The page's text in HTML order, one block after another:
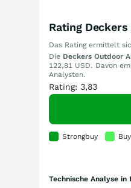
Rating
Das Rating ermittelt
Die Deckers Outdoor
122,81 USD. Davon
Analysten.
Rating: 3,83
Strongbuy Buy
Technische Analyse in